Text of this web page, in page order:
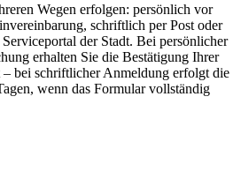
Wegen erfolgen: persönlich vor
schriftlich per Post oder
der Stadt. Bei persönlicher
erhalten Sie die Bestätigung Ihrer
bei schriftlicher Anmeldung erfolgt die
wenn das Formular vollständig